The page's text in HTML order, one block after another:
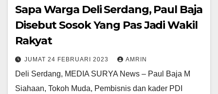
Sapa Warga Deli Serdang, Paul Baja
Disebut Sosok Yang Pas Jadi Wakil
Rakyat
JUMAT 24 FEBRUARI 2023 AMRIN
Deli Serdang, MEDIA SURYA News – Paul Baja M
Siahaan, Tokoh Muda, Pembisnis dan kader PDI